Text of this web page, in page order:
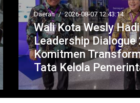
Daerah / 2026-08-07 12:43:14
Wali Kota Wesly Hadiri
Leadership Dialogue
Komitmen
Tata Kelola